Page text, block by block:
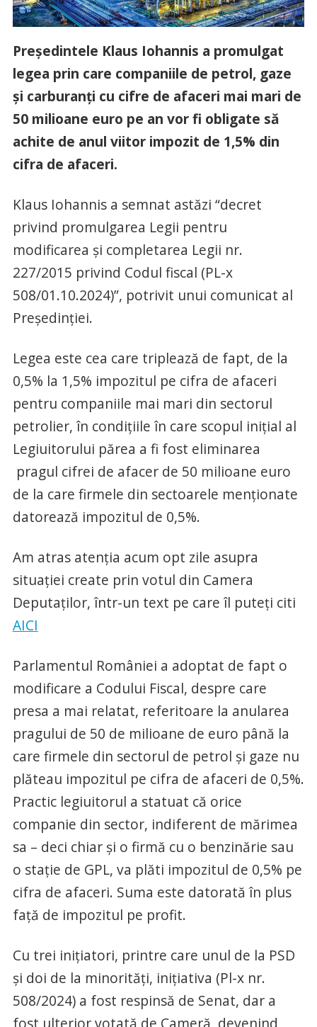
Președintele Klaus Iohannis a promulgat
legea prin care companiile de petrol, gaze
și carburanți cu cifre de afaceri mai mari de
50 milioane euro pe an vor fi obligate să
achite de anul viitor impozit de 1,5% din
cifra de afaceri.
Klaus Iohannis a semnat astăzi “decret
privind promulgarea Legii pentru
modificarea și completarea Legii nr.
227/2015 privind Codul fiscal (PL-x
508/01.10.2024)”, potrivit unui comunicat al
Președinției.
Legea este cea care triplează de fapt, de la
0,5% la 1,5% impozitul pe cifra de afaceri
pentru companiile mai mari din sectorul
petrolier, în condițiile în care scopul inițial al
Legiuitorului părea a fi fost eliminarea
pragul cifrei de afacer de 50 milioane euro
de la care firmele din sectoarele menționate
datorează impozitul de 0,5%.
Am atras atenția acum opt zile asupra
situației create prin votul din Camera
Deputaților, într-un text pe care îl puteți citi
AICI
Parlamentul României a adoptat de fapt o
modificare a Codului Fiscal, despre care
presa a mai relatat, referitoare la anularea
pragului de 50 de milioane de euro până la
care firmele din sectorul de petrol și gaze nu
plăteau impozitul pe cifra de afaceri de 0,5%.
Practic legiuitorul a statuat că orice
companie din sector, indiferent de mărimea
sa – deci chiar și o firmă cu o benzinărie sau
o stație de GPL, va plăti impozitul de 0,5% pe
cifra de afaceri. Suma este datorată în plus
față de impozitul pe profit.
Cu trei inițiatori, printre care unul de la PSD
și doi de la minorități, inițiativa (Pl-x nr.
508/2024) a fost respinsă de Senat, dar a
fost ulterior votată de Cameră, devenind